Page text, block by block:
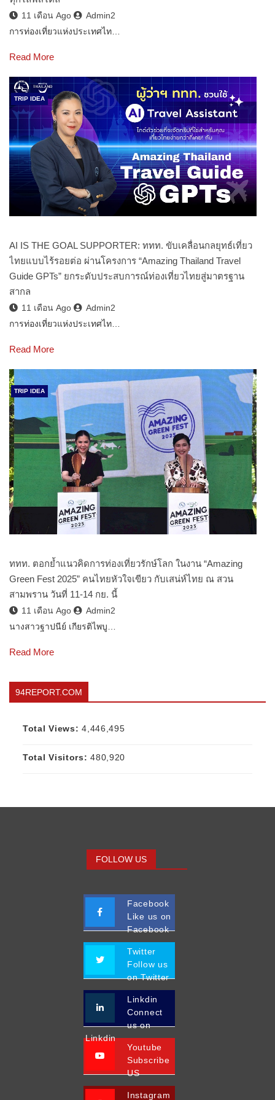
11 เดือน Ago
Admin2
การท่องเที่ยวแห่งประเทศไท…
Read More
TRIP IDEA
AI IS THE GOAL SUPPORTER: ททท. ขับเคลื่อนกลยุทธ์เที่ยว
ไทยแบบไร้รอยต่อ ผ่านโครงการ “Amazing Thailand Travel
Guide GPTs” ยกระดับประสบการณ์ท่องเที่ยวไทยสู่มาตรฐาน
สากล
11 เดือน Ago
Admin2
การท่องเที่ยวแห่งประเทศไท…
Read More
TRIP IDEA
ททท. ตอกย้ำแนวคิดการท่องเที่ยวรักษ์โลก ในงาน “Amazing
Green Fest 2025” คนไทยหัวใจเขียว กับเสน่ห์ไทย ณ สวน
สามพราน วันที่ 11-14 กย. นี้
11 เดือน Ago
Admin2
นางสาวฐาปนีย์ เกียรติไพบู…
Read More
94REPORT.COM
Total Views:4,446,495
Total Visitors:480,920
FOLLOW US
Facebook
Like us on
Facebook
Twitter
Follow us
on Twitter
Linkdin
Connect
us on
Linkdin
Youtube
Subscribe
US
Instagram